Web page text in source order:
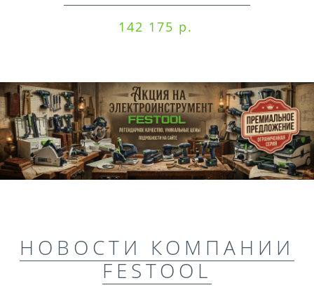
142 175 р.
НОВОСТИ КОМПАНИИ
FESTOOL